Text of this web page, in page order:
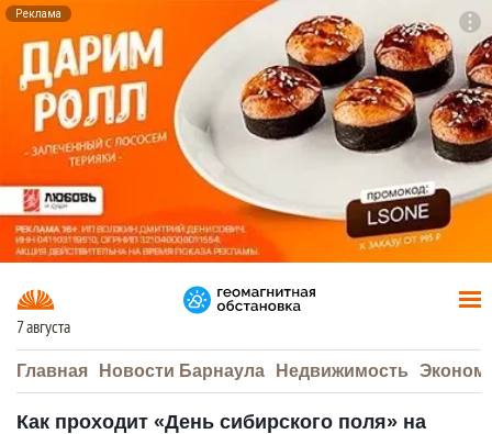
Реклама
7 августа
Главная Новости Барнаула Недвижимость
Как проходит «День сибирского поля» на